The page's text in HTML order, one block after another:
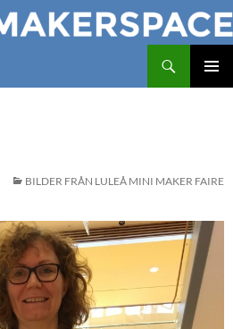
BILDER FRÅN LULEÅ MINI MAKER FAIRE